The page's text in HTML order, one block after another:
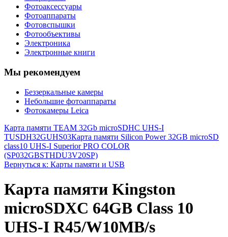
Фотоаксессуары
Фотоаппараты
Фотовспышки
Фотообъективы
Электроника
Электронные книги
Мы рекомендуем
Беззеркальные камеры
Небольшие фотоаппараты
Фотокамеры Leica
Карта памяти TEAM 32Gb microSDHC UHS-I
TUSDH32GUHS03Карта памяти Silicon Power 32GB microSD
class10 UHS-I Superior PRO COLOR
(SP032GBSTHDU3V20SP)
Вернуться к: Карты памяти и USB
Карта памяти Kingston
microSDXC 64GB Class 10
UHS-I R45/W10MB/s